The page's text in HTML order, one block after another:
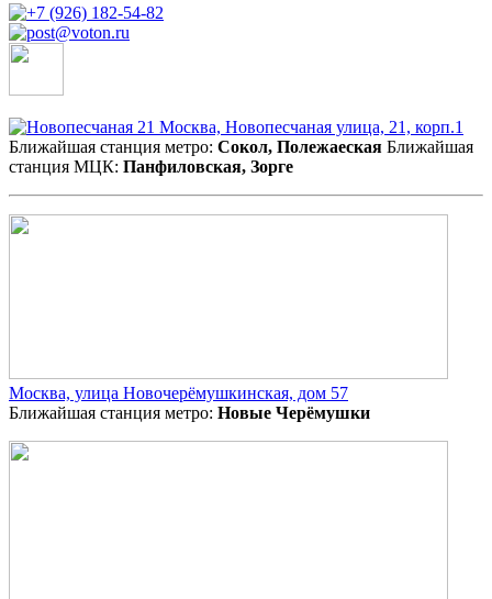
Москва, Новопесчаная улица, 21, корп.1
Ближайшая станция метро: Сокол, Полежаеская Ближайшая
станция МЦК: Панфиловская, Зорге
Москва, улица Новочерёмушкинская, дом 57
Ближайшая станция метро: Новые Черёмушки